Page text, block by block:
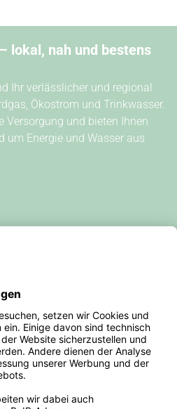
lokal, nah und bestens
Ihr verlässlicher und regional
Ökostrom und Trinkwasser.
Versorgung und bieten Ihnen
um Energie und Wasser aus
& Gebühren